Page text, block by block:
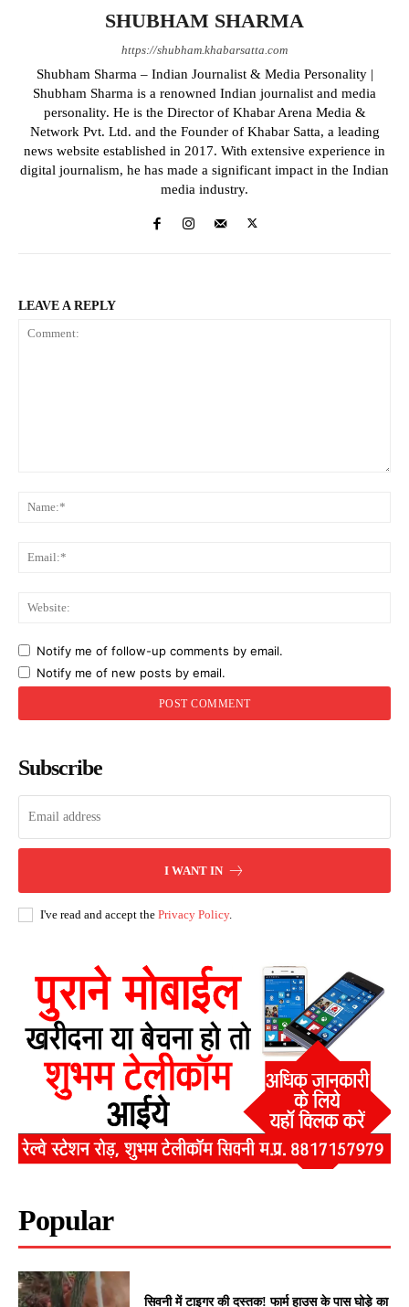
SHUBHAM SHARMA
https://shubham.khabarsatta.com
Shubham Sharma – Indian Journalist & Media Personality |
Shubham Sharma is a renowned Indian journalist and media
personality. He is the Director of Khabar Arena Media &
Network Pvt. Ltd. and the Founder of Khabar Satta, a leading
news website established in 2017. With extensive experience in
digital journalism, he has made a significant impact in the Indian
media industry.
LEAVE A REPLY
Notify me of follow-up comments by email.
Notify me of new posts by email.
Subscribe
I WANT IN
I've read and accept the Privacy Policy.
Popular
सिवनी में टाइगर की दस्तक! फार्म हाउस के पास घोड़े का